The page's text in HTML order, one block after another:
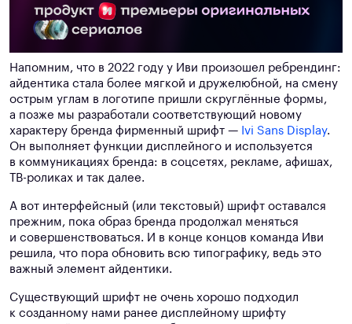
Напомним, что в 2022 году у Иви произошел ребрендинг:
айдентика стала более мягкой и дружелюбной, на смену
острым углам в логотипе пришли скруглённые формы,
а позже мы разработали соответствующий новому
характеру бренда фирменный шрифт — Ivi Sans Display.
Он выполняет функции дисплейного и используется
в коммуникациях бренда: в соцсетях, рекламе, афишах,
ТВ-роликах и так далее.
А вот интерфейсный (или текстовый) шрифт оставался
прежним, пока образ бренда продолжал меняться
и совершенствоваться. И в конце концов команда Иви
решила, что пора обновить всю типографику, ведь это
важный элемент айдентики.
Существующий шрифт не очень хорошо подходил
к созданному нами ранее дисплейному шрифту